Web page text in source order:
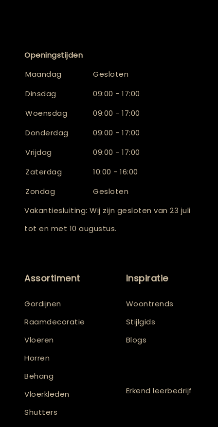
Openingstijden
Maandag
Gesloten
Dinsdag
09:00 - 17:00
Woensdag
09:00 - 17:00
Donderdag
09:00 - 17:00
Vrijdag
09:00 - 17:00
Zaterdag
10:00 - 16:00
Zondag
Gesloten
Vakantiesluiting: Wij zijn gesloten van 23 juli
tot en met 10 augustus.
Assortiment
Gordijnen
Raamdecoratie
Vloeren
Horren
Behang
Vloerkleden
Shutters
Inspiratie
Woontrends
Stijlgids
Blogs
Erkend leerbedrijf